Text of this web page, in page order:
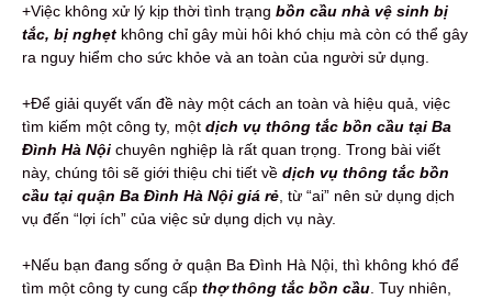
+Việc không xử lý kịp thời tình trạng bồn cầu nhà vệ sinh bị
tắc, bị nghẹt không chỉ gây mùi hôi khó chịu mà còn có thể gây
ra nguy hiểm cho sức khỏe và an toàn của người sử dụng.
+Để giải quyết vấn đề này một cách an toàn và hiệu quả, việc
tìm kiếm một công ty, một dịch vụ thông tắc bồn cầu tại Ba
Đình Hà Nội chuyên nghiệp là rất quan trọng. Trong bài viết
này, chúng tôi sẽ giới thiệu chi tiết về dịch vụ thông tắc bồn
cầu tại quận Ba Đình Hà Nội giá rẻ , từ “ai” nên sử dụng dịch
vụ đến “lợi ích” của việc sử dụng dịch vụ này.
+Nếu bạn đang sống ở quận Ba Đình Hà Nội, thì không khó để
tìm một công ty cung cấp thợ thông tắc bồn cầu . Tuy nhiên,